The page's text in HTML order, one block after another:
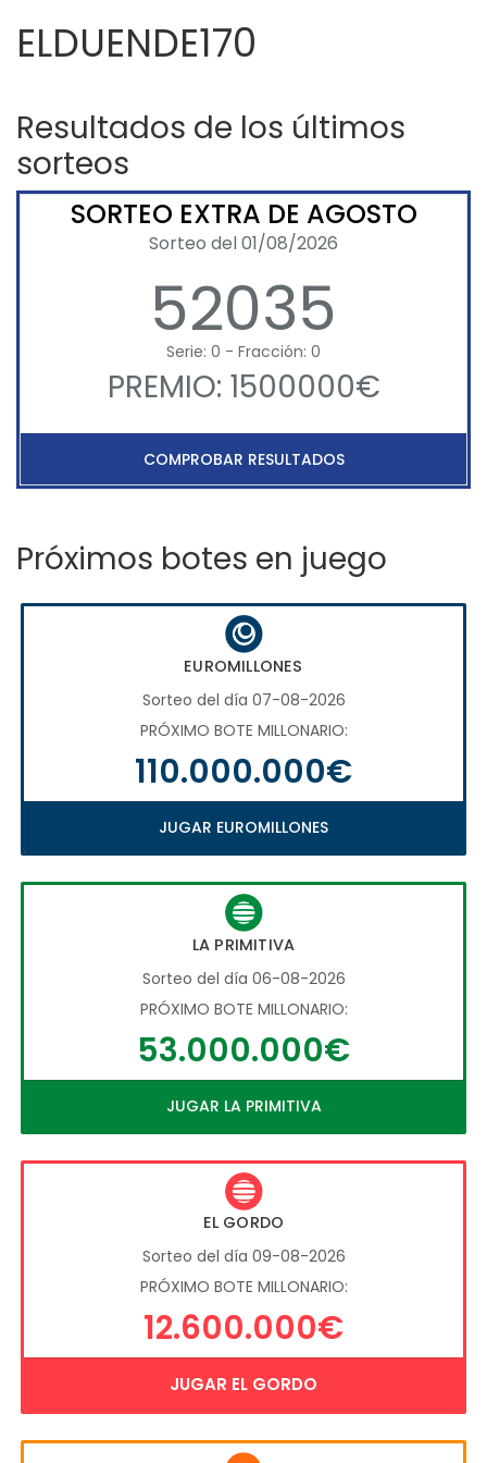
ELDUENDE170
Resultados de los últimos
sorteos
SORTEO EXTRA DE AGOSTO
Sorteo del 01/08/2026
52035
Serie: 0 - Fracción: 0
PREMIO: 1500000€
COMPROBAR RESULTADOS
Próximos botes en juego
EUROMILLONES
Sorteo del día 07-08-2026
PRÓXIMO BOTE MILLONARIO:
110.000.000€
JUGAR EUROMILLONES
LA PRIMITIVA
Sorteo del día 06-08-2026
PRÓXIMO BOTE MILLONARIO:
53.000.000€
JUGAR LA PRIMITIVA
EL GORDO
Sorteo del día 09-08-2026
PRÓXIMO BOTE MILLONARIO:
12.600.000€
JUGAR EL GORDO